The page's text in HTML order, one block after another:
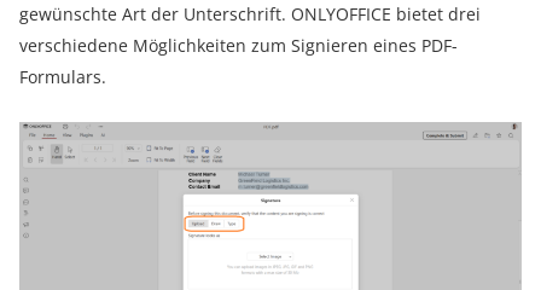
gewünschte Art der Unterschrift. ONLYOFFICE bietet drei
verschiedene Möglichkeiten zum Signieren eines PDF-
Formulars.